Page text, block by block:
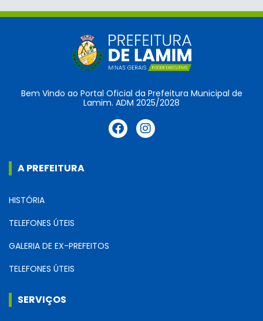
Bem Vindo ao Portal Oficial da Prefeitura Municipal de
Lamim. ADM 2025/2028
A PREFEITURA
HISTÓRIA
TELEFONES ÚTEIS
GALERIA DE EX-PREFEITOS
TELEFONES ÚTEIS
SERVIÇOS